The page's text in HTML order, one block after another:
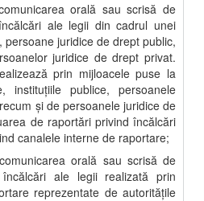
orală sau scrisă de
ale legii din cadrul unei
juridice de drept public,
juridice de drept privat.
prin mijloacele puse la
instituţiile publice, persoanele
şi de persoanele juridice de
de raportări privind încălcări
canalele interne de raportare;
orală sau scrisă de
ale legii realizată prin
reprezentate de autorităţile